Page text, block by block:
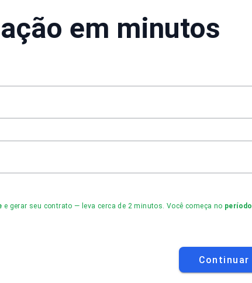
em minutos
e gerar seu contrato — leva cerca de 2 minutos. Você começa no período
Continuar